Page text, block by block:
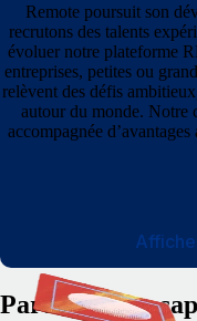
Remote poursuit son
recrutons des talents
évoluer notre plateforme
entreprises, petites ou
relèvent des défis
autour du monde. Notre
accompagnée
Participez au